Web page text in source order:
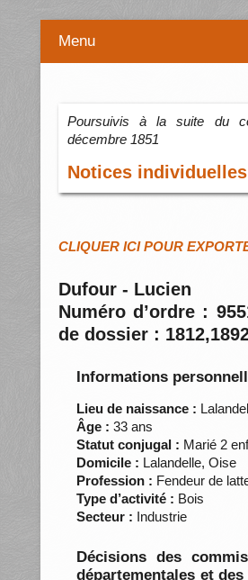
Menu
Poursuivis à la suite du
décembre 1851
Notices individuelles
CLIQUER ICI POUR
Dufour - Lucien
Numéro d’ordre :
de dossier :
Informations
Lieu de naissance :
Âge : 33 ans
Statut conjugal : Marié 2
Domicile : Lalandelle, Oise
Profession : Fendeur de
Type d’activité : Bois
Secteur : Industrie
Décisions des
départementales et